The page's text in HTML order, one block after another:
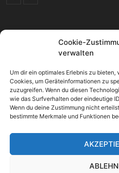
Cookie-
verwalten
Um dir ein optimales Erlebnis zu
Cookies, um Geräteinformationen zu
zuzugreifen. Wenn du diesen
wie das Surfverhalten oder eindeutige
Wenn du deine Zustimmung nicht
bestimmte Merkmale und Funktionen
OpenHAB 2 Allgemein
SmartHome Allgemein
Sonoff Geräte
Vorschläge &